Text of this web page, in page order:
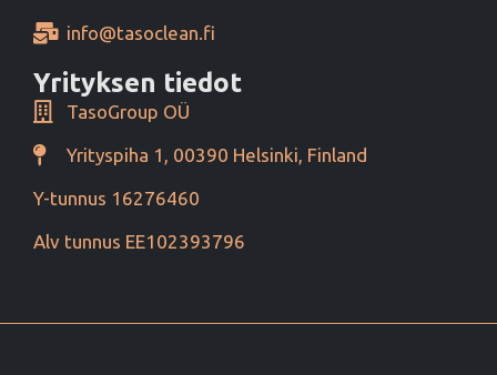
info@tasoclean.fi
Yrityksen tiedot
TasoGroup OÜ
Yrityspiha 1, 00390 Helsinki, Finland
Y-tunnus 16276460
Alv tunnus EE102393796